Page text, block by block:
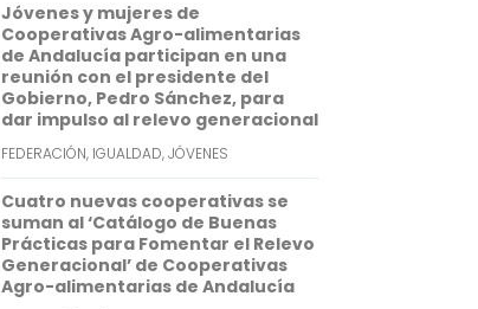
Jóvenes y mujeres de
Cooperativas Agro-alimentarias
de Andalucía participan en una
reunión con el presidente del
Gobierno, Pedro Sánchez, para
dar impulso al relevo generacional
FEDERACIÓN, IGUALDAD,JÓVENES
Cuatro nuevas cooperativas se
suman al ‘Catálogo de Buenas
Prácticas para Fomentar el Relevo
Generacional’ de Cooperativas
Agro-alimentarias de Andalucía